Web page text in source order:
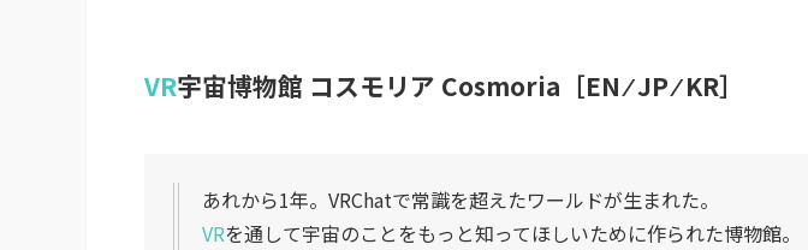
VR宇宙博物館 コスモリア Cosmoria［EN ⁄ JP ⁄ KR］
あれから1年。VRChatで常識を超えたワールドが生まれた。
VRを通して宇宙のことをもっと知ってほしいために作られた博物館。